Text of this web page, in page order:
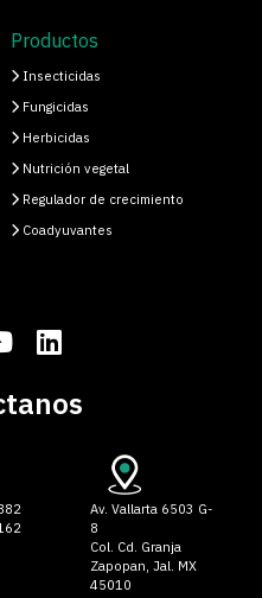
Productos
Insecticidas
Fungicidas
Herbicidas
Nutrición vegetal
Regulador de crecimiento
Coadyuvantes
Av. Vallarta 6503 G-
8
Col. Cd. Granja
Zapopan, Jal. MX
45010